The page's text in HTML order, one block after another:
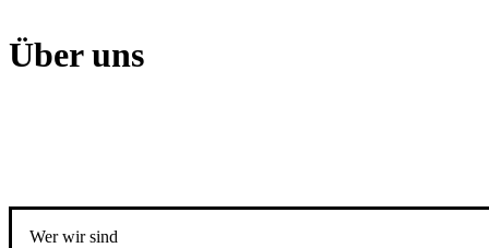
Über uns
Wer wir sind